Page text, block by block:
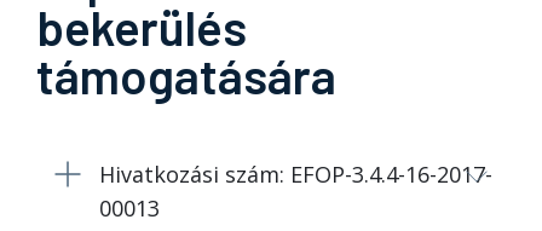
bekerülés
támogatására
Hivatkozási szám: EFOP-3.4.4-16-2017-
00013